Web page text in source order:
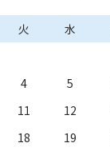
火 水
4 5
11 12
18 19